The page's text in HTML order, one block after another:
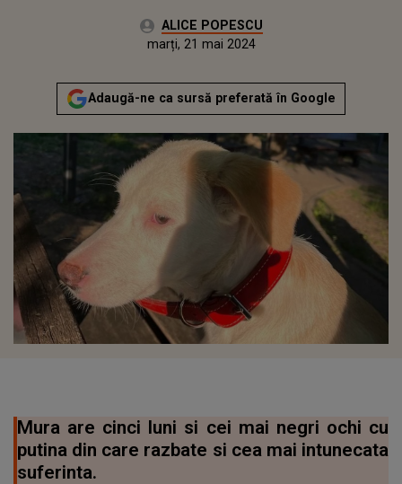
Autor:ALICE POPESCU
Actualizat:
marți, 21 mai 2024
Adaugă-ne ca sursă preferată în Google
Mura are cinci luni si cei mai negri ochi cu
putina din care razbate si cea mai intunecata
suferinta.